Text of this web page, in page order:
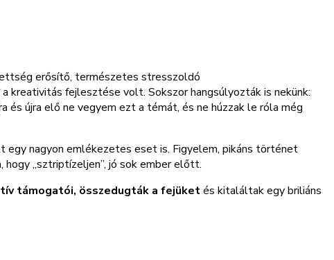
erősítő, természetes stresszoldó
fejlesztése volt. Sokszor hangsúlyozták is nekünk:
és újra elő ne vegyem ezt a témát, és ne húzzak le róla még
nagyon emlékezetes eset is. Figyelem, pikáns történet
„sztriptízeljen”, jó sok ember előtt.
támogatói, összedugták a fejüketés kitaláltak egy briliáns